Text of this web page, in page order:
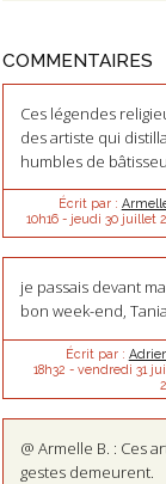
COMMENTAIRES
Ces légendes
des artiste qui
humbles de
Écrit par :
10h16- jeudi 30 juillet
je passais devant
bon week-end,
Écrit par :
18h32 - vendredi 31
@ Armelle B. : Ces
gestes demeurent.